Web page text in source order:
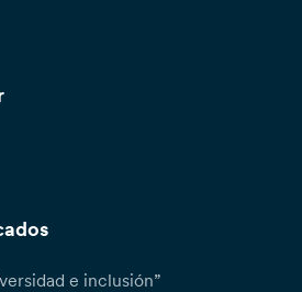
e inclusión”